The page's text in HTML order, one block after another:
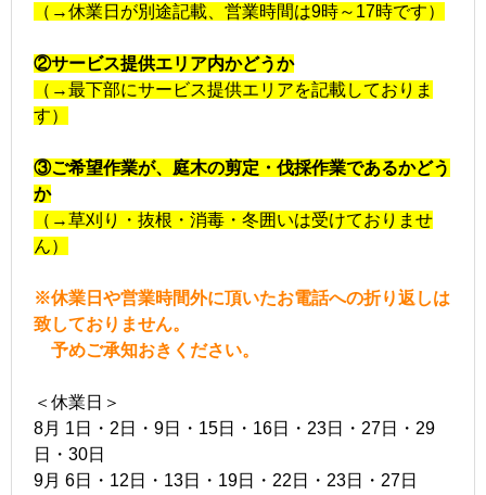
（→休業日が別途記載、営業時間は9時～17時です）
②サービス提供エリア内かどうか
（→最下部にサービス提供エリアを記載しておりま
す）
③ご希望作業が、庭木の剪定・伐採作業であるかどう
か
（→草刈り・抜根・消毒・冬囲いは受けておりませ
ん）
※休業日や営業時間外に頂いたお電話への折り返しは
致しておりません。
予めご承知おきください。
＜休業日＞
8月 1日・2日・9日・15日・16日・23日・27日・29
日・30日
9月 6日・12日・13日・19日・22日・23日・27日